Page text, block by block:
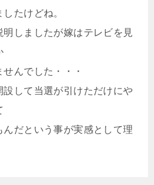
たけどね。
しましたが嫁はテレビを見
んでした・・・
設して当選が引けただけにや
だという事が実感として理